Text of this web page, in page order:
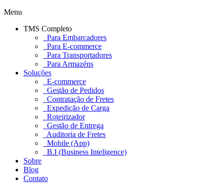
Menu
TMS Completo
Para Embarcadores
Para E-commerce
Para Transportadores
Para Armazéns
Soluções
E-commerce
Gestão de Pedidos
Contratação de Fretes
Expedição de Carga
Roteirizador
Gestão de Entrega
Auditoria de Fretes
Mobile (App)
B.I (Business Inteligence)
Sobre
Blog
Contato